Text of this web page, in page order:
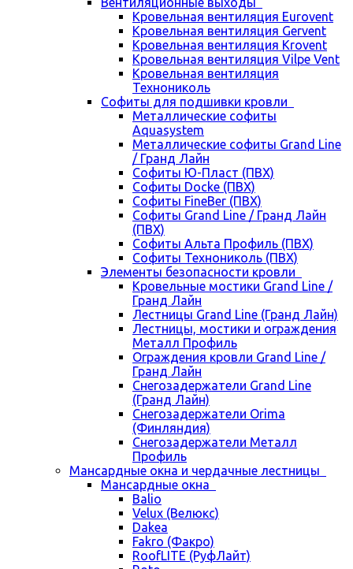
Кровельная вентиляция Eurovent
Кровельная вентиляция Gervent
Кровельная вентиляция Krovent
Кровельная вентиляция Vilpe Vent
Кровельная вентиляция
Технониколь
Cофиты для подшивки кровли
Металлические софиты
Aquasystem
Металлические софиты Grand Line
/ Гранд Лайн
Софиты Ю-Пласт (ПВХ)
Софиты Docke (ПВХ)
Софиты FineBer (ПВХ)
Софиты Grand Line / Гранд Лайн
(ПВХ)
Софиты Альта Профиль (ПВХ)
Софиты Технониколь (ПВХ)
Элементы безопасности кровли
Кровельные мостики Grand Line /
Гранд Лайн
Лестницы Grand Line (Гранд Лайн)
Лестницы, мостики и ограждения
Металл Профиль
Ограждения кровли Grand Line /
Гранд Лайн
Снегозадержатели Grand Line
(Гранд Лайн)
Снегозадержатели Orima
(Финляндия)
Снегозадержатели Металл
Профиль
Мансардные окна и чердачные лестницы
Мансардные окна
Balio
Velux (Велюкс)
Dakea
Fakro (Факро)
RoofLITE (РуфЛайт)